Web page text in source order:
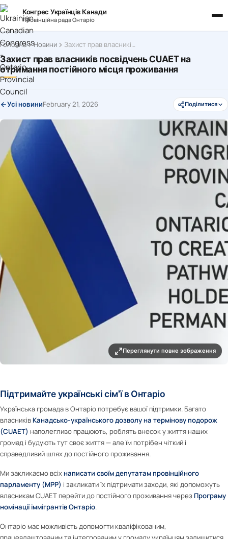
Конгрес Українців Канади
Провінційна рада Онтаріо
Головна Новини Захист прав власників посвідчень CUAET на отримання постійного місця проживання
Захист прав власників посвідчень CUAET на
отримання постійного місця проживання
Усі новиниFebruary 21, 2026 Поділитися
Переглянути повне зображення
Підтримайте українські сім’ї в Онтаріо
Українська громада в Онтаріо потребує вашої підтримки. Багато
власників Канадсько-українського дозволу на термінову подорож
(CUAET) наполегливо працюють, роблять внесок у життя наших
громад і будують тут своє життя — але їм потрібен чіткий і
справедливий шлях до постійного проживання.
Ми закликаємо всіх написати своїм депутатам провінційного
парламенту (MPP) і закликати їх підтримати заходи, які допоможуть
власникам CUAET перейти до постійного проживання через Програму
номінації іммігрантів Онтаріо.
Онтаріо має можливість допомогти кваліфікованим,